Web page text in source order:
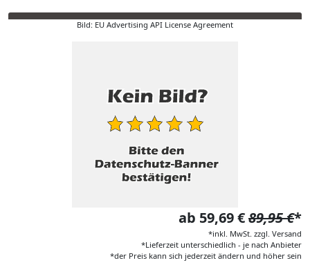
Bild: EU Advertising API License Agreement
ab 59,69 €89,95 €*
*inkl. MwSt. zzgl. Versand
*Lieferzeit unterschiedlich - je nach Anbieter
*der Preis kann sich jederzeit ändern und höher sein